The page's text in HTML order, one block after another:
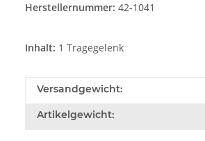
Herstellernummer: 42-1041
Inhalt: 1 Tragegelenk
Versandgewicht:
Artikelgewicht: